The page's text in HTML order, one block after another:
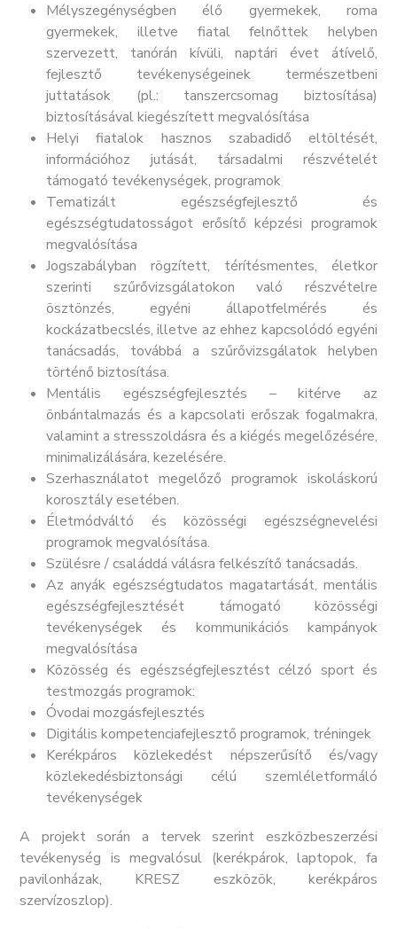
Mélyszegénységben élő gyermekek, roma
gyermekek, illetve fiatal felnőttek helyben
szervezett, tanórán kívüli, naptári évet átívelő,
fejlesztő tevékenységeinek természetbeni
juttatások (pl.: tanszercsomag biztosítása)
biztosításával kiegészített megvalósítása
Helyi fiatalok hasznos szabadidő eltöltését,
információhoz jutását, társadalmi részvételét
támogató tevékenységek, programok
Tematizált egészségfejlesztő és
egészségtudatosságot erősítő képzési programok
megvalósítása
Jogszabályban rögzített, térítésmentes, életkor
szerinti szűrővizsgálatokon való részvételre
ösztönzés, egyéni állapotfelmérés és
kockázatbecslés, illetve az ehhez kapcsolódó egyéni
tanácsadás, továbbá a szűrővizsgálatok helyben
történő biztosítása.
Mentális egészségfejlesztés – kitérve az
önbántalmazás és a kapcsolati erőszak fogalmakra,
valamint a stresszoldásra és a kiégés megelőzésére,
minimalizálására, kezelésére.
Szerhasználatot megelőző programok iskoláskorú
korosztály esetében.
Életmódváltó és közösségi egészségnevelési
programok megvalósítása.
Szülésre / családdá válásra felkészítő tanácsadás.
Az anyák egészségtudatos magatartását, mentális
egészségfejlesztését támogató közösségi
tevékenységek és kommunikációs kampányok
megvalósítása
Közösség és egészségfejlesztést célzó sport és
testmozgás programok:
Óvodai mozgásfejlesztés
Digitális kompetenciafejlesztő programok, tréningek
Kerékpáros közlekedést népszerűsítő és/vagy
közlekedésbiztonsági célú szemléletformáló
tevékenységek
A projekt során a tervek szerint eszközbeszerzési
tevékenység is megvalósul (kerékpárok, laptopok, fa
pavilonházak, KRESZ eszközök, kerékpáros
szervízoszlop).